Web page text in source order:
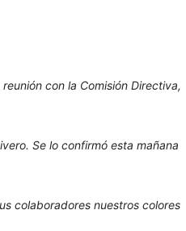
con la Comisión Directiva,
Se lo confirmó esta mañana
colaboradores nuestros colores